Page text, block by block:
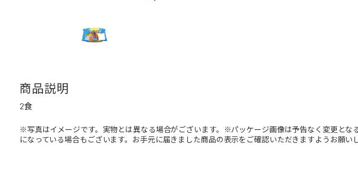
商品説明
2食
※写真はイメージです。実物とは異なる場合がございます。※パッケージ画像は予告なく変更とな
になっている場合もございます。お手元に届きました商品の表示をご確認いただきますようお願いし